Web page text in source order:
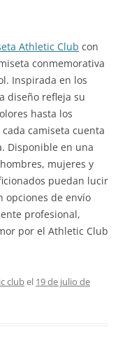
Athletic Club con
conmemorativa
Inspirada en los
diseño refleja su
hasta los
camiseta cuenta
Disponible en una
mujeres y
puedan lucir
opciones de envío
profesional,
por el Athletic Club
clubel 19 de julio de